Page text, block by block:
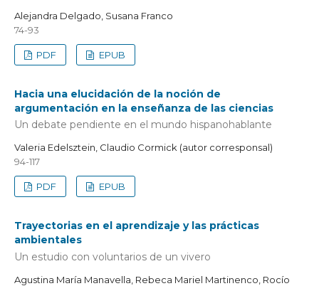
Alejandra Delgado, Susana Franco
74-93
PDF EPUB
Hacia una elucidación de la noción de
argumentación en la enseñanza de las ciencias
Un debate pendiente en el mundo hispanohablante
Valeria Edelsztein, Claudio Cormick (autor corresponsal)
94-117
PDF EPUB
Trayectorias en el aprendizaje y las prácticas
ambientales
Un estudio con voluntarios de un vivero
Agustina María Manavella, Rebeca Mariel Martinenco, Rocío